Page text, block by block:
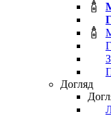
Догляд